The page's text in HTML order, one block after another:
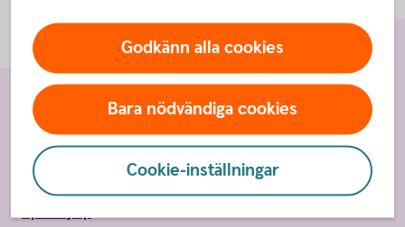
Godkänn alla cookies
Bara nödvändiga cookies
Cookie-inställningar
Sidfot
Hitta snabbt
Kontakt